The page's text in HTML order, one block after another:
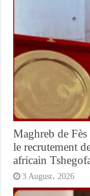
Maghreb de
le recrutement
africain
3 August، 2026